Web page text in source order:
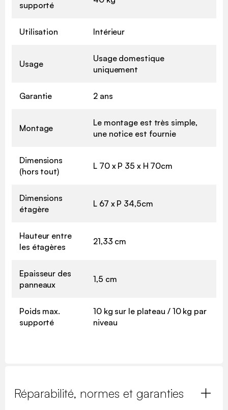
supporté
Utilisation Intérieur
Usage
Usage domestique
uniquement
Garantie 2 ans
Montage
Le montage est très simple,
une notice est fournie
Dimensions
(hors tout)
L 70 x P 35 x H 70cm
Dimensions
étagère
L 67 x P 34,5cm
Hauteur entre
les étagères
21,33 cm
Epaisseur des
panneaux
1,5 cm
Poids max.
supporté
10 kg sur le plateau / 10 kg par
niveau
Réparabilité, normes et garanties